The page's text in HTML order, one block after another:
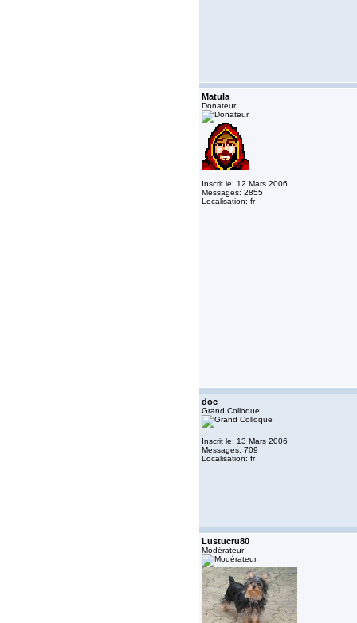
Matula
Donateur
Inscrit le: 12 Mars 2006
Messages: 2855
Localisation: fr
doc
Grand Colloque
Inscrit le: 13 Mars 2006
Messages: 709
Localisation: fr
Lustucru80
Modérateur